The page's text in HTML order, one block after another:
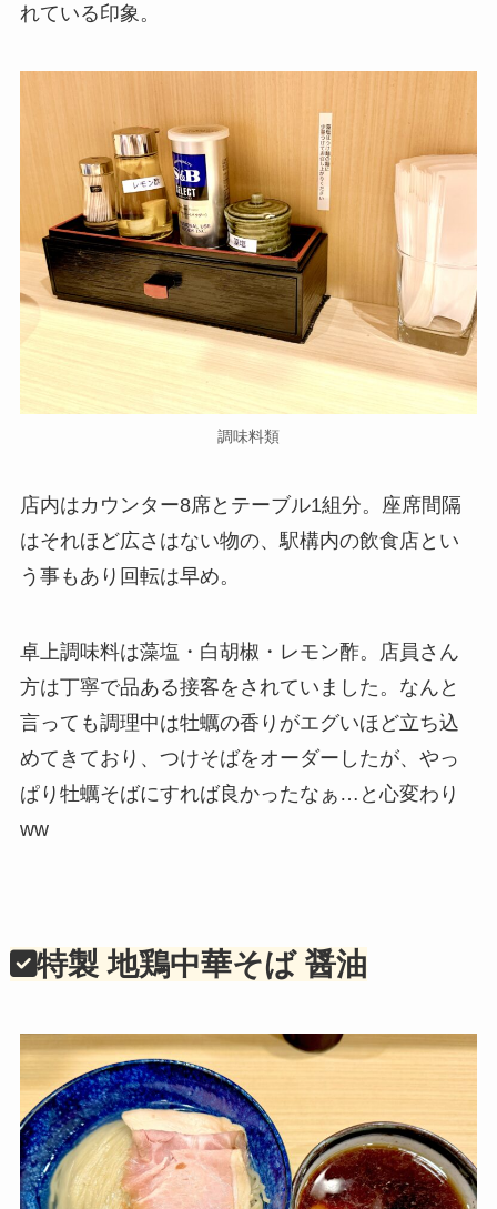
れている印象。
調味料類
店内はカウンター8席とテーブル1組分。座席間隔
はそれほど広さはない物の、駅構内の飲食店とい
う事もあり回転は早め。
卓上調味料は藻塩・白胡椒・レモン酢。店員さん
方は丁寧で品ある接客をされていました。なんと
言っても調理中は牡蠣の香りがエグいほど立ち込
めてきており、つけそばをオーダーしたが、やっ
ぱり牡蠣そばにすれば良かったなぁ…と心変わり
ww
特製 地鶏中華そば 醤油